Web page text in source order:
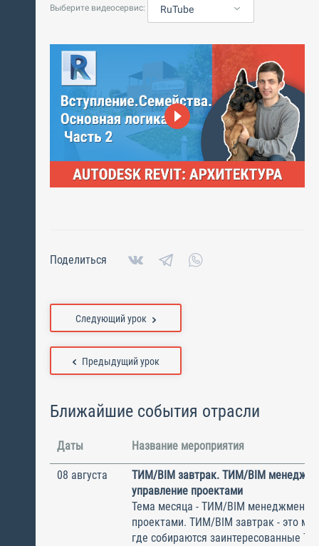
Выберите видеосервис: RuTube
Поделиться
Предыдущий урок
Следующий урок
Ближайшие события отрасли
Даты Название мероприятия
08 августа
ТИМ/BIM завтрак. ТИМ/BIM
управление проектами
Тема месяца - ТИМ/BIM менеджмент и
проектами. ТИМ/BIM завтрак - это
где собираются заинтересованные